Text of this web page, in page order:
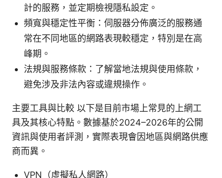
計的服務，並定期檢視隱私設定。
頻寬與穩定性平衡：伺服器分佈廣泛的服務通
常在不同地區的網路表現較穩定，特別是在高
峰期。
法規與服務條款：了解當地法規與使用條款，
避免涉及非法內容或違規操作。
主要工具與比較 以下是目前市場上常見的上網工
具及其核心特點。數據基於2024–2026年的公開
資訊與使用者評測，實際表現會因地區與網路供應
商而異。
VPN（虛擬私人網路）